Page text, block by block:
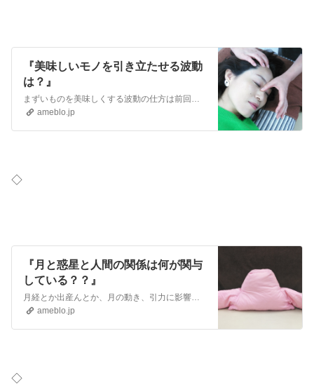
『美味しいモノを引き立たせる波動
は？』
ameblo.jp
◇
『月と惑星と人間の関係は何が関与
している？？』
ameblo.jp
◇